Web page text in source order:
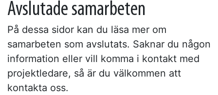
Avslutade samarbeten
På dessa sidor kan du läsa mer om
samarbeten som avslutats. Saknar du någon
information eller vill komma i kontakt med
projektledare, så är du välkommen att
kontakta oss.